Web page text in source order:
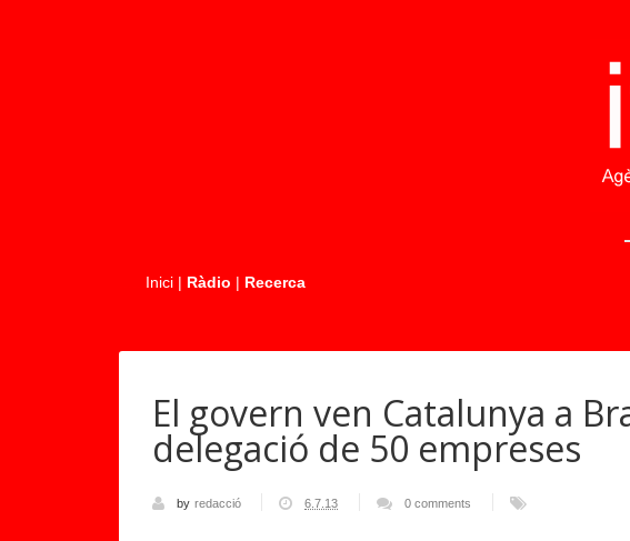
Inici | Ràdio | Recerca
El govern ven Catalunya a
delegació de 50 empreses
by redacció 6.7.13 0 comments